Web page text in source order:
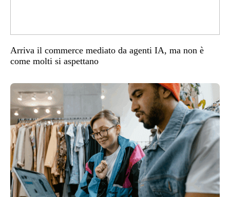
Arriva il commerce mediato da agenti IA, ma non è
come molti si aspettano